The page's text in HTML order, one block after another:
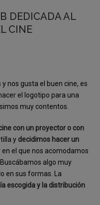
DEDICADA AL
CINE
nos gusta el buen cine, es
el logotipo para una
muy contentos.
con un proyector o con
y decidimos hacer un
en el que nos acomodamos
algo muy
en sus formas. La
escogida y la distribución